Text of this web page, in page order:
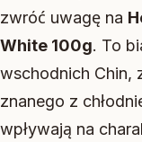
zwróć uwagę na
White 100g. To
wschodnich Chin,
znanego z
wpływają na